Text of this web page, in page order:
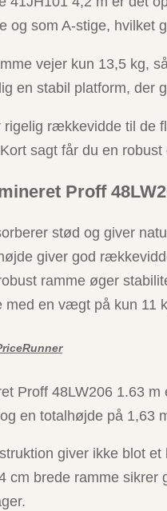
og som A-stige, hvilket
vejer kun 13,5 kg,
en stabil platform, der
rækkevidde til de
sagt får du en
Proff
stød og giver
giver god
ramme øger
med en vægt på kun 11
Proff 48LW206 1.63
en totalhøjde på 1,63
giver ikke blot
cm brede ramme